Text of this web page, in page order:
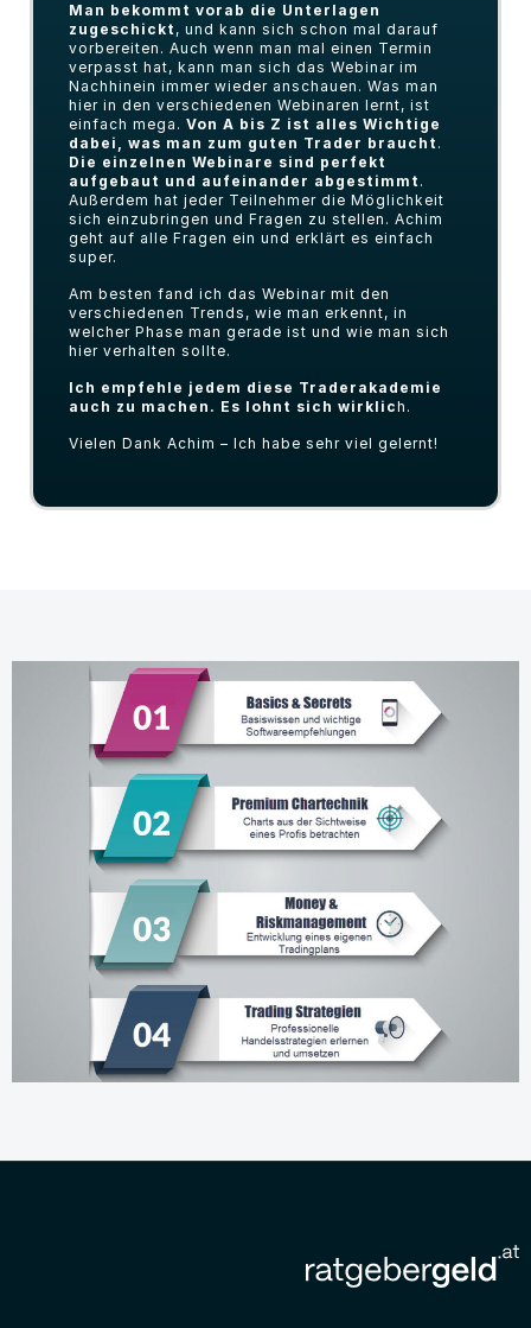
Man bekommt vorab die Unterlagen
zugeschickt , und kann sich schon mal darauf
vorbereiten. Auch wenn man mal einen Termin
verpasst hat, kann man sich das Webinar im
Nachhinein immer wieder anschauen. Was man
hier in den verschiedenen Webinaren lernt, ist
einfach mega. Von A bis Z ist alles Wichtige
dabei, was man zum guten Trader braucht .
Die einzelnen Webinare sind perfekt
aufgebaut und aufeinander abgestimmt .
Außerdem hat jeder Teilnehmer die Möglichkeit
sich einzubringen und Fragen zu stellen. Achim
geht auf alle Fragen ein und erklärt es einfach
super.
Am besten fand ich das Webinar mit den
verschiedenen Trends, wie man erkennt, in
welcher Phase man gerade ist und wie man sich
hier verhalten sollte.
Ich empfehle jedem diese Traderakademie
auch zu machen. Es lohnt sich wirklich.
Vielen Dank Achim – Ich habe sehr viel gelernt!